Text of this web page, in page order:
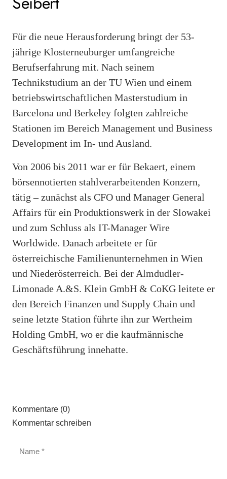
Für die neue Herausforderung bringt der 53-
jährige Klosterneuburger umfangreiche
Berufserfahrung mit. Nach seinem
Technikstudium an der TU Wien und einem
betriebswirtschaftlichen Masterstudium in
Barcelona und Berkeley folgten zahlreiche
Stationen im Bereich Management und Business
Development im In- und Ausland.
Von 2006 bis 2011 war er für Bekaert, einem
börsennotierten stahlverarbeitenden Konzern,
tätig – zunächst als CFO und Manager General
Affairs für ein Produktionswerk in der Slowakei
und zum Schluss als IT-Manager Wire
Worldwide. Danach arbeitete er für
österreichische Familienunternehmen in Wien
und Niederösterreich. Bei der Almdudler-
Limonade A.&S. Klein GmbH & CoKG leitete er
den Bereich Finanzen und Supply Chain und
seine letzte Station führte ihn zur Wertheim
Holding GmbH, wo er die kaufmännische
Geschäftsführung innehatte.
Kommentare (0)
Kommentar schreiben